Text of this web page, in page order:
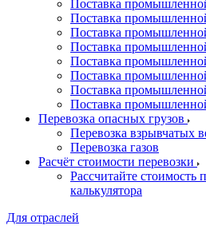
Поставка
Поставка
Поставка
Поставка
Поставка
Поставка
Поставка
Поставка
Перевозка опасных грузов
Перевозка взрывчатых
Перевозка газов
Расчёт стоимости перевозки
Рассчитайте
калькулятора
Для отраслей